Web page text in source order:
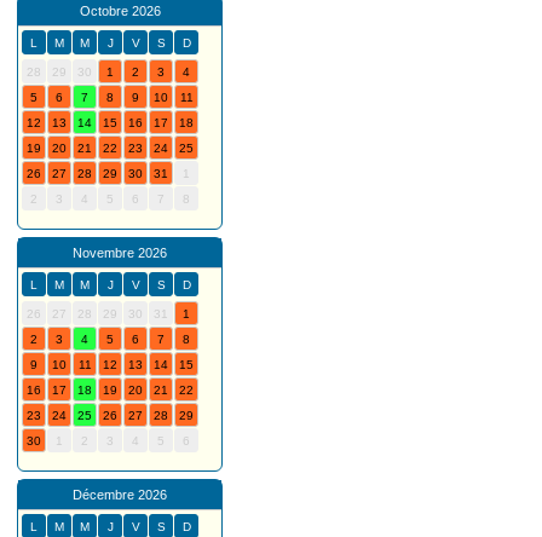
Octobre 2026
L M M J V S D
28 29 30 1 2 3
4
5
6 7 8 9 10
11
12
13 14 15 16 17
18
19
20 21 22 23 24
25
26
27 28 29 30 31
1
2
3 4 5 6 7 8
Novembre 2026
L M M J V S D
26 27 28 29 30 31
1
2
3 4 5 6 7
8
9
10 11 12 13 14
15
16
17 18 19 20 21
22
23
24 25 26 27 28
29
30
1 2 3 4 5 6
Décembre 2026
L M M J V S D